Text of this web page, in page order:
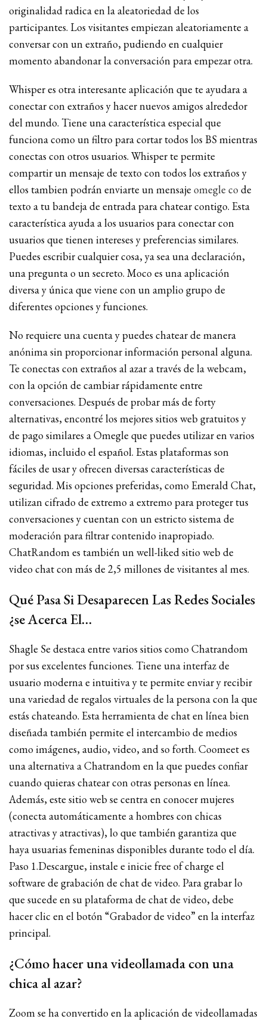
originalidad radica en la aleatoriedad de los
participantes. Los visitantes empiezan aleatoriamente a
conversar con un extraño, pudiendo en cualquier
momento abandonar la conversación para empezar otra.
Whisper es otra interesante aplicación que te ayudara a
conectar con extraños y hacer nuevos amigos alrededor
del mundo. Tiene una característica especial que
funciona como un filtro para cortar todos los BS mientras
conectas con otros usuarios. Whisper te permite
compartir un mensaje de texto con todos los extraños y
ellos tambien podrán enviarte un mensaje omegle co de
texto a tu bandeja de entrada para chatear contigo. Esta
característica ayuda a los usuarios para conectar con
usuarios que tienen intereses y preferencias similares.
Puedes escribir cualquier cosa, ya sea una declaración,
una pregunta o un secreto. Moco es una aplicación
diversa y única que viene con un amplio grupo de
diferentes opciones y funciones.
No requiere una cuenta y puedes chatear de manera
anónima sin proporcionar información personal alguna.
Te conectas con extraños al azar a través de la webcam,
con la opción de cambiar rápidamente entre
conversaciones. Después de probar más de forty
alternativas, encontré los mejores sitios web gratuitos y
de pago similares a Omegle que puedes utilizar en varios
idiomas, incluido el español. Estas plataformas son
fáciles de usar y ofrecen diversas características de
seguridad. Mis opciones preferidas, como Emerald Chat,
utilizan cifrado de extremo a extremo para proteger tus
conversaciones y cuentan con un estricto sistema de
moderación para filtrar contenido inapropiado.
ChatRandom es también un well-liked sitio web de
video chat con más de 2,5 millones de visitantes al mes.
Qué Pasa Si Desaparecen Las Redes Sociales
¿se Acerca El…
Shagle Se destaca entre varios sitios como Chatrandom
por sus excelentes funciones. Tiene una interfaz de
usuario moderna e intuitiva y te permite enviar y recibir
una variedad de regalos virtuales de la persona con la que
estás chateando. Esta herramienta de chat en línea bien
diseñada también permite el intercambio de medios
como imágenes, audio, video, and so forth. Coomeet es
una alternativa a Chatrandom en la que puedes confiar
cuando quieras chatear con otras personas en línea.
Además, este sitio web se centra en conocer mujeres
(conecta automáticamente a hombres con chicas
atractivas y atractivas), lo que también garantiza que
haya usuarias femeninas disponibles durante todo el día.
Paso 1.Descargue, instale e inicie free of charge el
software de grabación de chat de video. Para grabar lo
que sucede en su plataforma de chat de video, debe
hacer clic en el botón “Grabador de video” en la interfaz
principal.
¿Cómo hacer una videollamada con una
chica al azar?
Zoom se ha convertido en la aplicación de videollamadas